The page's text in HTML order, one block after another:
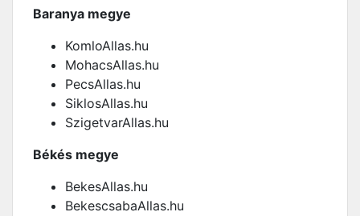
Baranya megye
KomloAllas.hu
MohacsAllas.hu
PecsAllas.hu
SiklosAllas.hu
SzigetvarAllas.hu
Békés megye
BekesAllas.hu
BekescsabaAllas.hu